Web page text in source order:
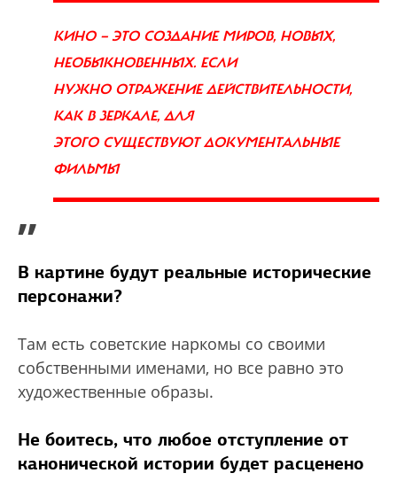
КИНО — ЭТО СОЗДАНИЕ МИРОВ, НОВЫХ,
НЕОБЫКНОВЕННЫХ. ЕСЛИ
НУЖНО ОТРАЖЕНИЕ ДЕЙСТВИТЕЛЬНОСТИ,
КАК В ЗЕРКАЛЕ, ДЛЯ
ЭТОГО СУЩЕСТВУЮТ ДОКУМЕНТАЛЬНЫЕ
ФИЛЬМЫ
”
В картине будут реальные исторические
персонажи?
Там есть советские наркомы со своими
собственными именами, но все равно это
художественные образы.
Не боитесь, что любое отступление от
канонической истории будет расценено